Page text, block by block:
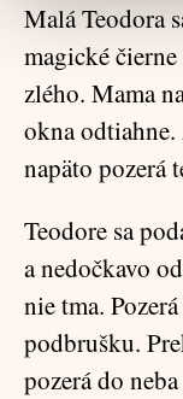
Malá Teodora
magické
zlého. Mama
okna
napäto pozerá
Teodore sa
a nedočkavo
nie tma.
podbrušku.
pozerá do